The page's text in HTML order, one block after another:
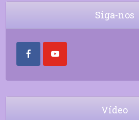
Siga-nos
Vídeo